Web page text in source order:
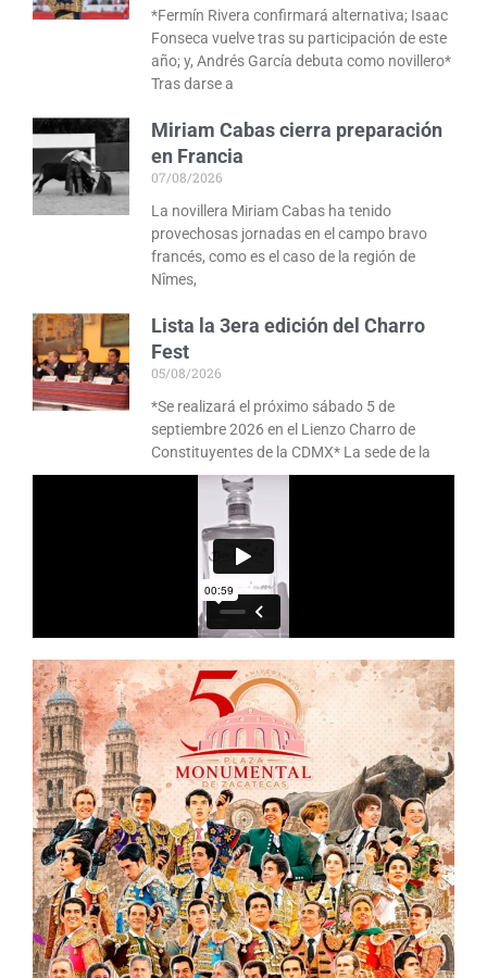
*Fermín Rivera confirmará alternativa; Isaac
Fonseca vuelve tras su participación de este
año; y, Andrés García debuta como novillero*
Tras darse a
Miriam Cabas cierra preparación
en Francia
07/08/2026
La novillera Miriam Cabas ha tenido
provechosas jornadas en el campo bravo
francés, como es el caso de la región de
Nîmes,
Lista la 3era edición del Charro
Fest
05/08/2026
*Se realizará el próximo sábado 5 de
septiembre 2026 en el Lienzo Charro de
Constituyentes de la CDMX* La sede de la